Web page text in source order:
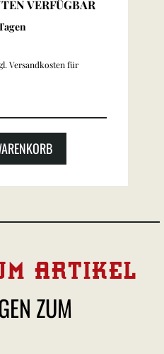
VERFÜGBAR
Versandkosten für
ARTIKEL
ZUM